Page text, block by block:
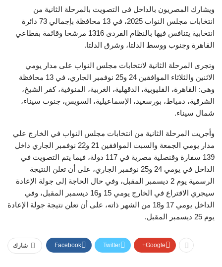
ويشارك المصريون بالداخل فى التصويت بالمرحلة الثانية من
انتخابات مجلس النواب 2025، في 13 محافظة بإجمالي 73 دائرة
انتخابية يتنافس فيها بالنظام الفردى 1316 مرشحا وقائمة بقطاعي
القاهرة وجنوب ووسط الدلتا، وشرق الدلتا.
وتجرى المرحلة الثانية لانتخابات مجلس النواب على مدار يومي
الاثنين والثلاثاء الموافقين 24 و25 نوفمبر الجاري، في 13 محافظة
وهى: القاهرة، القليوبية، الدقهلية، الغربية، المنوفية، كفر الشيخ،
الشرقية، دمياط، بورسعيد، الإسماعيلية، السويس، جنوب سيناء،
شمال سيناء.
وأجريت المرحلة الثانية من انتخابات مجلس النواب في الخارج علي
مدار يومي الجمعة والسبت الموافقين 21 و22 نوفمبر الجاري داخل
139 سفارة وقنصلية مصرية في 117 دولة، فيما يتم التصويت في
الداخل في يومي 24 و25 نوفمبر الجاري، على أن تعلن النتيجة
الرسمية يوم 2 ديسمبر المقبل، وفي حال الحاجة إلى جولة الإعادة
سيجري الاقتراع في الخارج يومي 15 و16 ديسمبر المقبل، وفي
الداخل يومي 17 و18 من الشهر ذاته، على أن تعلن نتيجة جولة الإعادة
يوم 25 ديسمبر المقبل.
شارك Facebook Twitter Google+